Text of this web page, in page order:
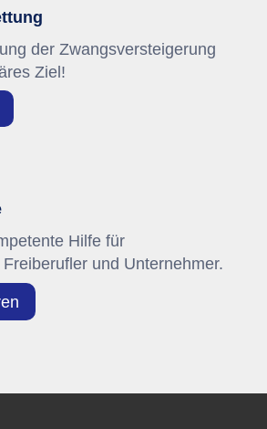
der Zwangsversteigerung
Ziel!
Hilfe für
und Unternehmer.